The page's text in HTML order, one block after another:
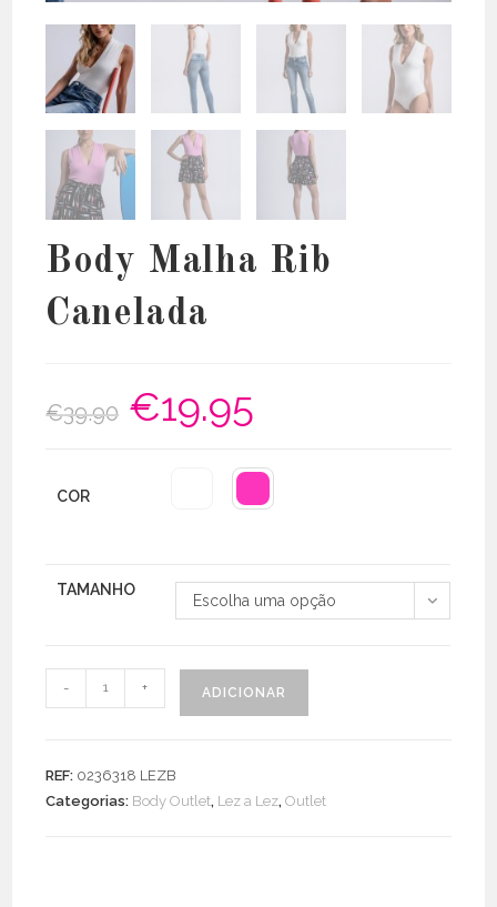
Body Malha Rib
Canelada
€39.90
O
preço
original
€19.95
COR
TAMANHO
Escolha uma opção
Quantidade
de
- + ADICIONAR
REF: 0236318 LEZB
Categorias: Body Outlet, Lez a Lez,Outlet